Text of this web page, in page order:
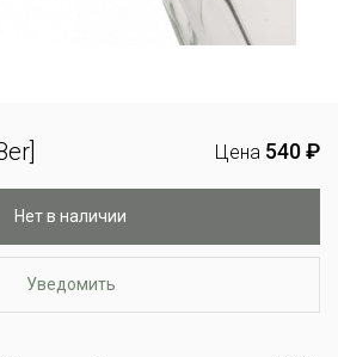
Цена 540 ₽
Нет в наличии
Уведомить